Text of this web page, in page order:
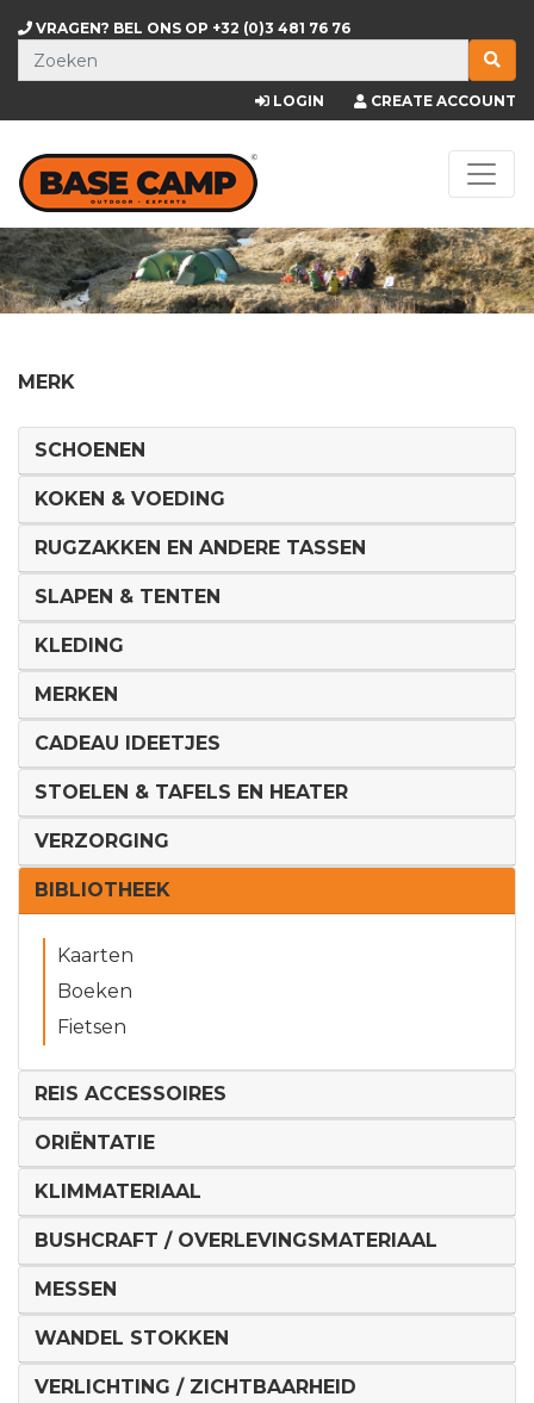
VRAGEN? BEL ONS OP +32 (0)3 481 76 76
LOGIN CREATE ACCOUNT
MERK
SCHOENEN
KOKEN & VOEDING
RUGZAKKEN EN ANDERE TASSEN
SLAPEN & TENTEN
KLEDING
MERKEN
CADEAU IDEETJES
STOELEN & TAFELS EN HEATER
VERZORGING
BIBLIOTHEEK
Kaarten
Boeken
Fietsen
REIS ACCESSOIRES
ORIËNTATIE
KLIMMATERIAAL
BUSHCRAFT / OVERLEVINGSMATERIAAL
MESSEN
WANDEL STOKKEN
VERLICHTING / ZICHTBAARHEID